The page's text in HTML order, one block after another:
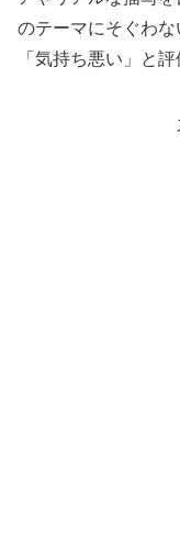
のテーマにそぐわ
「気持ち悪い」と